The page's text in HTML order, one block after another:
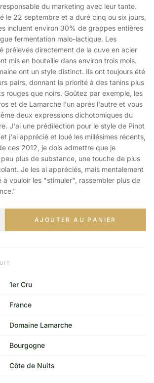
du marketing avec leur tante.
le 22 septembre et a duré cinq ou six jours,
incluent environ 30% de grappes entières
fermentation malo-lactique. Les
prélevés directement de la cuve en acier
mis en bouteille dans environ trois mois.
ont un style distinct. Ils ont toujours été
pairs, donnant la priorité à des tanins plus
rouges que noirs. Goûtez par exemple, les
et de Lamarche l'un après l'autre et vous
deux expressions dichotomiques du
J'ai une prédilection pour le style de Pinot
j'ai apprécié et loué les millésimes récents,
ces 2012, je dois admettre que je
plus de substance, une touche de plus
Je les ai appréciés, mais mentalement
à vouloir les "stimuler", rassembler plus de
AJOUTER AU PANIER
1er Cru
France
Domaine Lamarche
Bourgogne
Côte de Nuits